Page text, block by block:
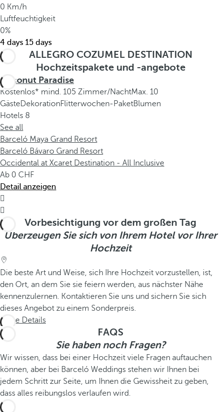
0 Km/h
Luftfeuchtigkeit
0%
4 days 15 days
ALLEGRO COZUMEL DESTINATION
Hochzeitspakete und -angebote
Coconut Paradise
Kostenlos* mind. 105 Zimmer/NachtMax. 10
GästeDekorationFlitterwochen-PaketBlumen
Hotels 8
See all
Barceló Maya Grand Resort
Barceló Bávaro Grand Resort
Occidental at Xcaret Destination - All Inclusive
Ab 0
Detail anzeigen


Vorbesichtigung vor dem großen Tag
Überzeugen Sie sich von Ihrem Hotel vor Ihrer
Hochzeit
Die beste Art und Weise, sich Ihre Hochzeit vorzustellen, ist,
den Ort, an dem Sie sie feiern werden, aus nächster Nähe
kennenzulernen. Kontaktieren Sie uns und sichern Sie sich
dieses Angebot zu einem Sonderpreis.
Siehe Details
FAQS
Sie haben noch Fragen?
Wir wissen, dass bei einer Hochzeit viele Fragen auftauchen
können, aber bei Barceló Weddings stehen wir Ihnen bei
jedem Schritt zur Seite, um Ihnen die Gewissheit zu geben,
dass alles reibungslos verlaufen wird.